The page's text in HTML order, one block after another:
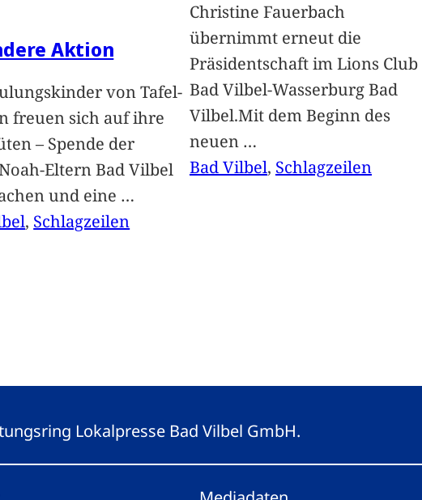
Aktion
von Tafel-
freuen sich auf ihre
– Spende der
Eltern Bad Vilbel
und eine …
, Schlagzeilen
Christine Fauerbach
übernimmt erneut die
Präsidentschaft im Lions Club
Bad Vilbel-Wasserburg Bad
Vilbel.Mit dem Beginn des
neuen …
Bad Vilbel, Schlagzeilen
Lokalpresse Bad Vilbel GmbH.